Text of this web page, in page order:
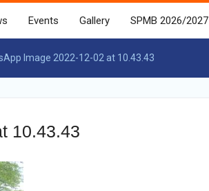
Events Gallery SPMB 2026/2027
Image 2022-12-02 at 10.43.43
10.43.43